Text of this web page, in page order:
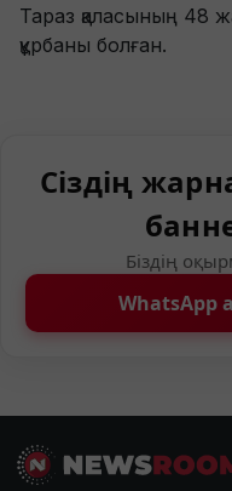
Тараз қаласының 48
құрбаны болған.
Сіздің
Біздің
WhatsApp